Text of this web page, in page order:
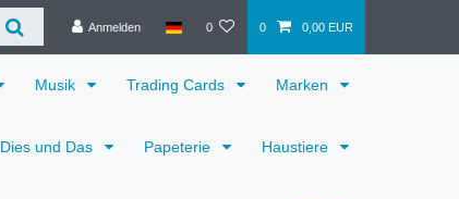
Anmelden 0 0 0,00 EUR
Musik Trading Cards Marken
Dies und Das Papeterie Haustiere